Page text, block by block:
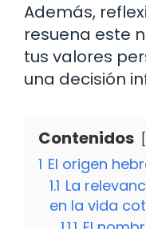
Además,
resuena este
tus valores
una decisión
Contenidos
1 El origen
1.1 La
en la vida